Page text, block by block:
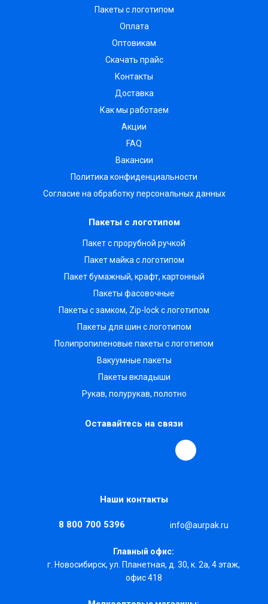
Пакеты с логотипом
Оплата
Оптовикам
Скачать прайс
Контакты
Доставка
Как мы работаем
Акции
FAQ
Вакансии
Политика конфиденциальности
Согласие на обработку персональных данных
Пакеты с логотипом
Пакет с прорубной ручкой
Пакет майка с логотипом
Пакет бумажный, крафт, картонный
Пакеты фасовочные
Пакеты с замком, Zip-lock с логотипом
Пакеты для шин с логотипом
Полипропиленовые пакеты с логотипом
Вакуумные пакеты
Пакеты вкладыши
Рукав, полурукав, полотно
Оставайтесь на связи
Наши контакты
8 800 700 5396 info@aurpak.ru
Главный офис:
г. Новосибирск, ул. Планетная, д. 30, к. 2а, 4 этаж,
офис 418